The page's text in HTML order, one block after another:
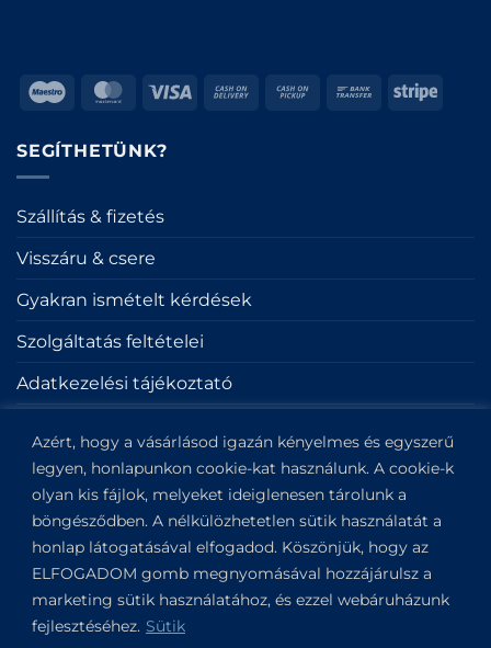
Azért, hogy a vásárlásod igazán kényelmes és egyszerű
legyen, honlapunkon cookie-kat használunk. A cookie-k
olyan kis fájlok, melyeket ideiglenesen tárolunk a
böngésződben. A nélkülözhetetlen sütik használatát a
honlap látogatásával elfogadod. Köszönjük, hogy az
ELFOGADOM gomb megnyomásával hozzájárulsz a
marketing sütik használatához, és ezzel webáruházunk
fejlesztéséhez. Sütik
Maestro MasterCard
Visa
Cash
Cash
Bank
Stripe
SEGÍTHETÜNK?
Szállítás & fizetés
Visszáru & csere
Gyakran ismételt kérdések
Szolgáltatás feltételei
Adatkezelési tájékoztató
Impresszum
KAPCSOLAT
Kapitány utca 6.
Budapest,
View on Google Maps